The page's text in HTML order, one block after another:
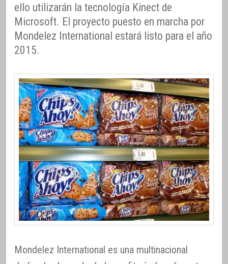
ello utilizarán la tecnología Kinect de
Microsoft. El proyecto puesto en marcha por
Mondelez International estará listo para el año
2015.
Mondelez International es una multinacional